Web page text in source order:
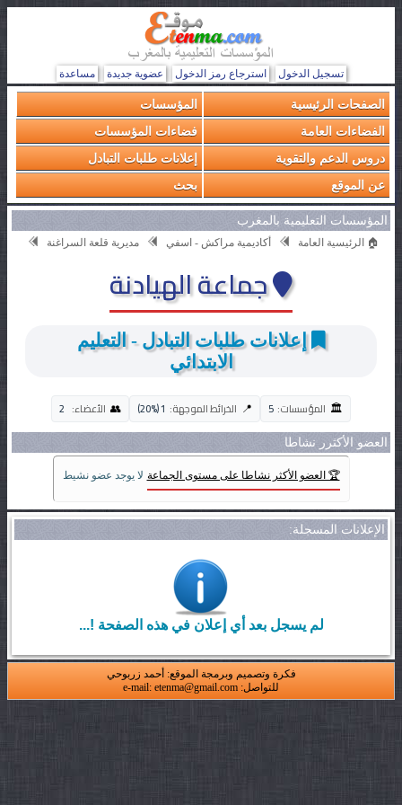
تسجيل الدخول استرجاع رمز الدخول عضوية جديدة مساعدة
الصفحات الرئيسية
المؤسسات
الفضاءات العامة
فضاءات المؤسسات
دروس الدعم والتقوية
إعلانات طلبات التبادل
عن الموقع
بحث
المؤسسات التعليمية بالمغرب
🏠 الرئيسية العامة أكاديمية مراكش - اسفي مديرية قلعة السراغنة
جماعة الهيادنة
إعلانات طلبات التبادل - التعليم
الابتدائي
🏛️ المؤسسات: 5
📍 الخرائط الموجهة: 1 (20%)
👥 الأعضاء: 2
العضو الأكثرر نشاطا
🏆 العضو الأكثر نشاطا على مستوى الجماعة لا يوجد عضو نشيط
الإعلانات المسجلة:
لم يسجل بعد أي إعلان في هذه الصفحة !...
فكرة وتصميم وبرمجة الموقع: أحمد زربوحي
للتواصل: e-mail: etenma@gmail.com